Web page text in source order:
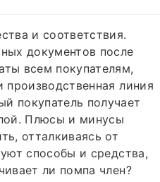
и соответствия.
документов после
всем покупателям,
линия
покупатель получает
Плюсы и минусы
отталкиваясь от
способы и средства,
ли помпа член?